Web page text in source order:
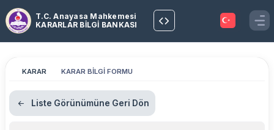
T.C. Anayasa Mahkemesi
KARARLAR BİLGİ BANKASI
KARAR KARAR BİLGİ FORMU
Liste Görünümüne Geri Dön